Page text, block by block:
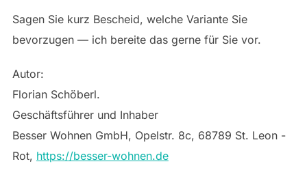
Sagen Sie kurz Bescheid, welche Variante Sie
bevorzugen — ich bereite das gerne für Sie vor.
Autor:
Florian Schöberl.
Geschäftsführer und Inhaber
Besser Wohnen GmbH, Opelstr. 8c, 68789 St. Leon -
Rot, https://besser-wohnen.de